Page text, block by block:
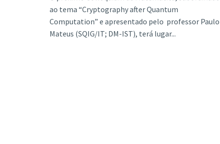
ao tema “Cryptography after Quantum
Computation” e apresentado pelo professor Paulo
Mateus (SQIG/IT; DM-IST), terá lugar...